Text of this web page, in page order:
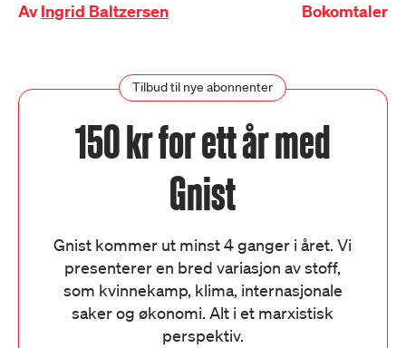
AvIngrid Baltzersen Bokomtaler
Tilbud til nye abonnenter
150 kr for ett år med
Gnist
Gnist kommer ut minst 4 ganger i året. Vi
presenterer en bred variasjon av stoff,
som kvinnekamp, klima, internasjonale
saker og økonomi. Alt i et marxistisk
perspektiv.